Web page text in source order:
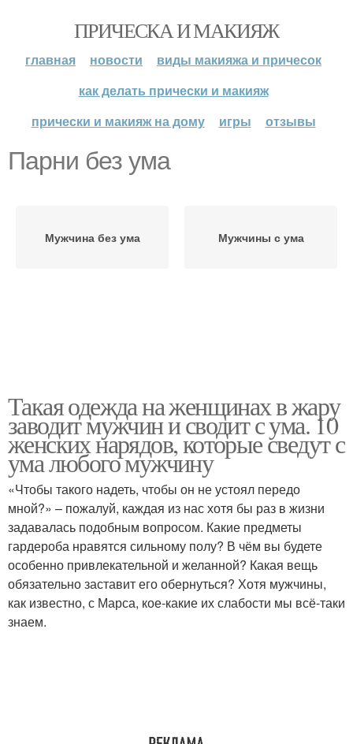
ПРИЧЕСКА И МАКИЯЖ
главная новости
виды макияжа и причесок
как делать прически и макияж
прически и макияж на дому
игры отзывы
Парни без ума
Мужчина без ума Мужчины с ума
Такая одежда на женщинах в жару
заводит мужчин и сводит с ума. 10
женских нарядов, которые сведут с
ума любого мужчину
«Чтобы такого надеть, чтобы он не устоял передо
мной?» – пожалуй, каждая из нас хотя бы раз в жизни
задавалась подобным вопросом. Какие предметы
гардероба нравятся сильному полу? В чём вы будете
особенно привлекательной и желанной? Какая вещь
обязательно заставит его обернуться? Хотя мужчины,
как известно, с Марса, кое-какие их слабости мы всё-таки
знаем.